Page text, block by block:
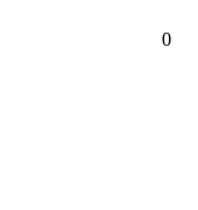
0